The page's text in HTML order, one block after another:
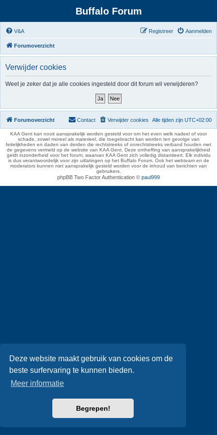
Deze website maakt gebruik van cookies om de
beste surfervaring te kunnen bieden.
Meer informatie
Begrepen!
Buffalo Forum
V&A Aanmelden
Registreer
Forumoverzicht
Verwijder cookies
Weet je zeker dat je alle cookies ingesteld door dit forum wil verwijderen?
Forumoverzicht Alle tijden zijn UTC+02:00
Verwijder cookies
Contact
KAA Gent kan nooit aansprakelijk worden gesteld voor om het even welk nadeel of voor
schade, zowel moreel als materieel, die toegebracht kan worden ten gevolge van
feitelijkheden en daden van derden die rechtstreeks of onrechtstreeks verband houden met
de gegevens vermeld op de website van KAA Gent. Deze ontheffing van aansprakelijkheid
geldt inzonderheid voor het forum, waarvan KAA Gent zich volledig distantieert. Elk individu
is dus verantwoordelijk voor zijn uitlatingen op het Buffalo Forum. Ook het webteam en de
moderators kunnen niet aansprakelijk gesteld worden voor de inhoud van berichten van
gebruikers.
phpBB Two Factor Authentication © paul999